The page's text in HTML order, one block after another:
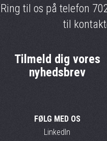
Ring til os på telefon
til
Tilmeld dig vores
nyhedsbrev
FØLG MED OS
LinkedIn